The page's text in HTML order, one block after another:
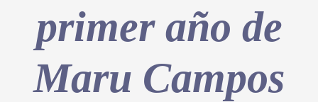
primer año de
Maru Campos